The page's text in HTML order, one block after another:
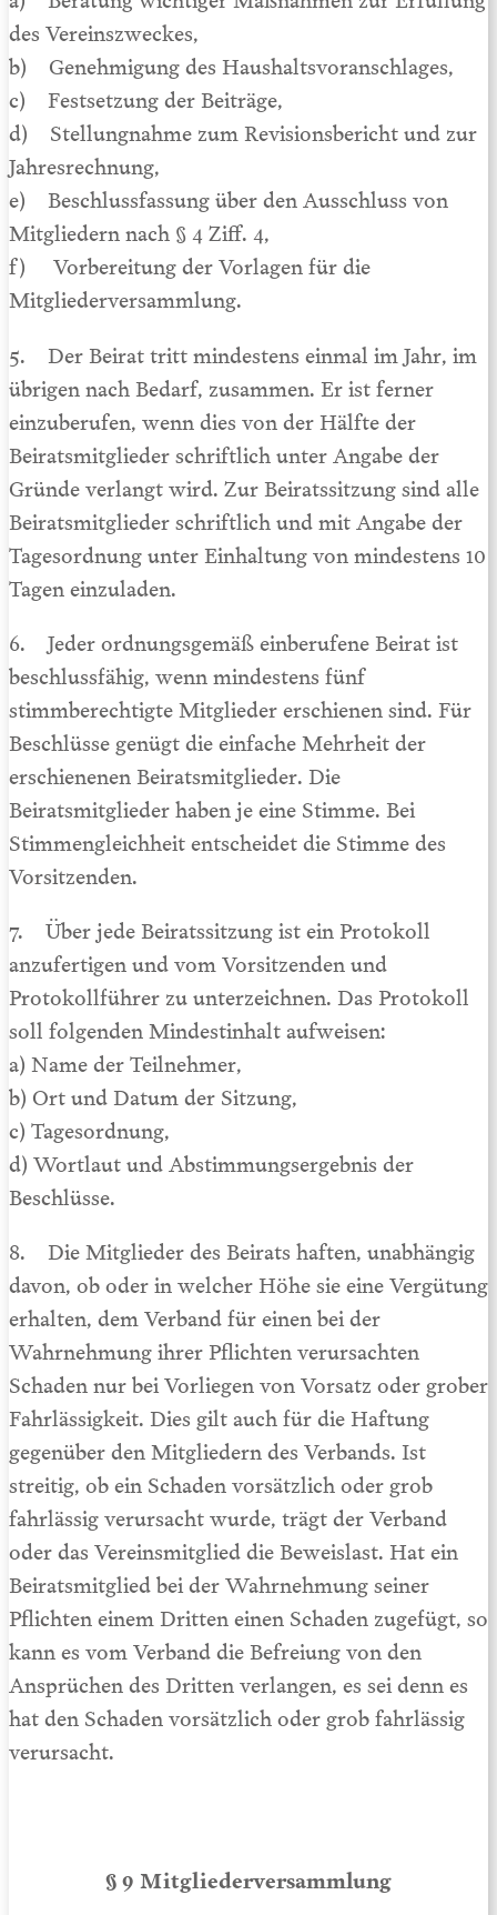
des Vereinszweckes,
b) Genehmigung des Haushaltsvoranschlages,
c) Festsetzung der Beiträge,
d) Stellungnahme zum Revisionsbericht und zur
Jahresrechnung,
e) Beschlussfassung über den Ausschluss von
Mitgliedern nach § 4 Ziff. 4,
f) Vorbereitung der Vorlagen für die
Mitgliederversammlung.
5. Der Beirat tritt mindestens einmal im Jahr, im
übrigen nach Bedarf, zusammen. Er ist ferner
einzuberufen, wenn dies von der Hälfte der
Beiratsmitglieder schriftlich unter Angabe der
Gründe verlangt wird. Zur Beiratssitzung sind alle
Beiratsmitglieder schriftlich und mit Angabe der
Tagesordnung unter Einhaltung von mindestens 10
Tagen einzuladen.
6. Jeder ordnungsgemäß einberufene Beirat ist
beschlussfähig, wenn mindestens fünf
stimmberechtigte Mitglieder erschienen sind. Für
Beschlüsse genügt die einfache Mehrheit der
erschienenen Beiratsmitglieder. Die
Beiratsmitglieder haben je eine Stimme. Bei
Stimmengleichheit entscheidet die Stimme des
Vorsitzenden.
7. Über jede Beiratssitzung ist ein Protokoll
anzufertigen und vom Vorsitzenden und
Protokollführer zu unterzeichnen. Das Protokoll
soll folgenden Mindestinhalt aufweisen:
a) Name der Teilnehmer,
b) Ort und Datum der Sitzung,
c) Tagesordnung,
d) Wortlaut und Abstimmungsergebnis der
Beschlüsse.
8. Die Mitglieder des Beirats haften, unabhängig
davon, ob oder in welcher Höhe sie eine Vergütung
erhalten, dem Verband für einen bei der
Wahrnehmung ihrer Pflichten verursachten
Schaden nur bei Vorliegen von Vorsatz oder grober
Fahrlässigkeit. Dies gilt auch für die Haftung
gegenüber den Mitgliedern des Verbands. Ist
streitig, ob ein Schaden vorsätzlich oder grob
fahrlässig verursacht wurde, trägt der Verband
oder das Vereinsmitglied die Beweislast. Hat ein
Beiratsmitglied bei der Wahrnehmung seiner
Pflichten einem Dritten einen Schaden zugefügt, so
kann es vom Verband die Befreiung von den
Ansprüchen des Dritten verlangen, es sei denn es
hat den Schaden vorsätzlich oder grob fahrlässig
verursacht.
§ 9 Mitgliederversammlung